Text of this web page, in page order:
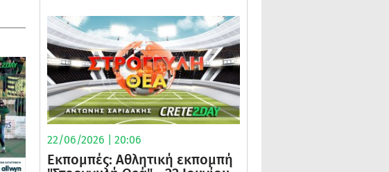
22/06/2026 | 20:06
Εκπομπές: Αθλητική εκπομπή